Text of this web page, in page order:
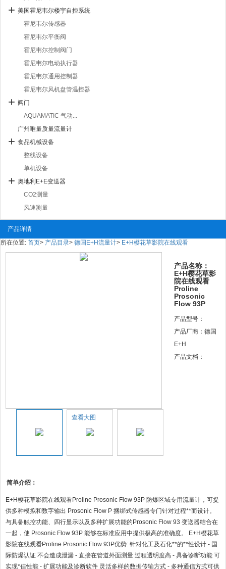
美国霍尼韦尔楼宇自控系统
霍尼韦尔传感器
霍尼韦尔平衡阀
霍尼韦尔控制阀门
霍尼韦尔电动执行器
霍尼韦尔通用控制器
霍尼韦尔风机盘管温控器
阀门
AQUAMATIC 气动...
广州唯量质量流量计
食品机械设备
整线设备
单机设备
奥地利E+E变送器
CO2测量
风速测量
产品详情
所在位置: 首页> 产品目录> 德国E+H流量计> E+H樱花草影院在线观看
查看大图
产品名称：
E+H樱花草影
院在线观看
Proline
Prosonic
Flow 93P
产品型号：
产品厂商：德国
E+H
产品文档：
简单介绍：
E+H樱花草影院在线观看Proline Prosonic Flow 93P 防爆区域专用流量计，可提
供多种模拟和数字输出 Prosonic Flow P 捆绑式传感器专门针对过程**而设计。
与具备触控功能、四行显示以及多种扩展功能的Prosonic Flow 93 变送器结合在
一起，使 Prosonic Flow 93P 能够在标准应用中提供极高的准确度。 E+H樱花草
影院在线观看Proline Prosonic Flow 93P优势: 针对化工及石化**的**性设计 - 国
际防爆认证 不会造成泄漏 - 直接在管道外面测量 过程透明度高 - 具备诊断功能 可
实现*佳性能 - 扩展功能及诊断软件 灵活多样的数据传输方式 - 多种通信方式可供